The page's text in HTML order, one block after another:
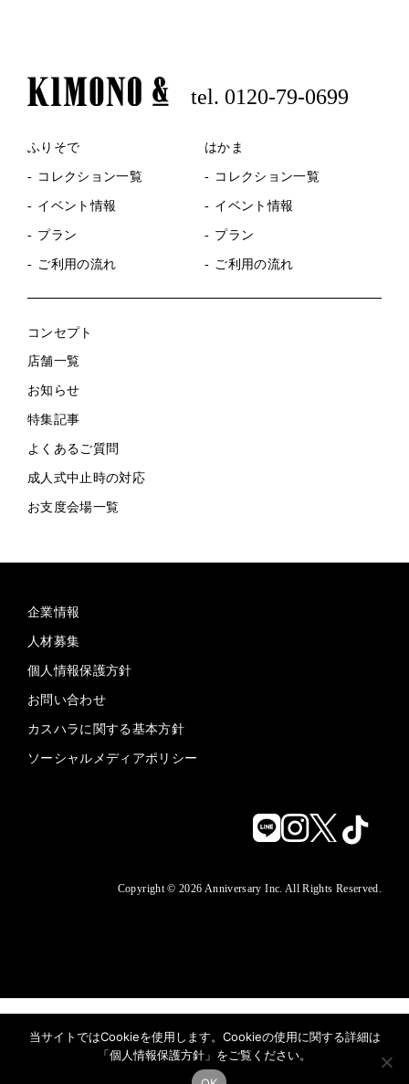
tel. 0120-79-0699
ふりそで
コレクション一覧
イベント情報
プラン
ご利用の流れ
はかま
コレクション一覧
イベント情報
プラン
ご利用の流れ
コンセプト
店舗一覧
お知らせ
特集記事
よくあるご質問
成人式中止時の対応
お支度会場一覧
企業情報
人材募集
個人情報保護方針
お問い合わせ
カスハラに関する基本方針
ソーシャルメディアポリシー
Copyright © 2026 Anniversary Inc. All Rights Reserved.
当サイトではCookieを使用します。Cookieの使用に関する詳細は
「個人情報保護方針 」をご覧ください。